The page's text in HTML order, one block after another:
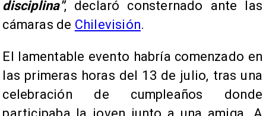
disciplina", declaró consternado ante las
cámaras de Chilevisión.
El lamentable evento habría comenzado en
las primeras horas del 13 de julio, tras una
celebración de cumpleaños donde